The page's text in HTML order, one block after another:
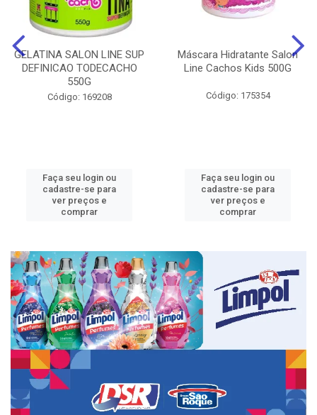
GELATINA SALON LINE SUP
DEFINICAO TODECACHO
550G
Código: 169208
Faça seu login ou
cadastre-se para
ver preços e
comprar
Máscara Hidratante Salon
Line Cachos Kids 500G
Código: 175354
Faça seu login ou
cadastre-se para
ver preços e
comprar